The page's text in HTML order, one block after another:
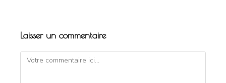
Laisser un commentaire